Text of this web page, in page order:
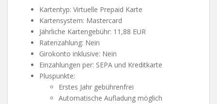
Kartentyp: Virtuelle Prepaid Karte
Kartensystem: Mastercard
Jährliche Kartengebühr: 11,88 EUR
Ratenzahlung: Nein
Girokonto inklusive: Nein
Einzahlungen per: SEPA und Kreditkarte
Pluspunkte:
Erstes Jahr gebührenfrei
Automatische Aufladung möglich